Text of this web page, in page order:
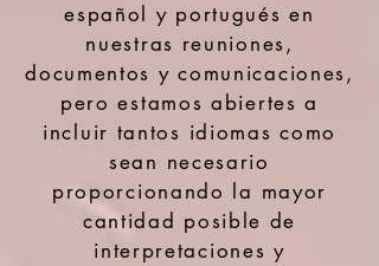
español y portugués en
nuestras reuniones,
documentos y comunicaciones,
pero estamos abiertes a
incluir tantos idiomas como
sean necesario
proporcionando la mayor
cantidad posible de
interpretaciones y